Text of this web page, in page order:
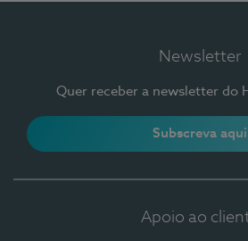
Newsletter
Quer receber a newsletter do
Subscreva aqui
Apoio ao